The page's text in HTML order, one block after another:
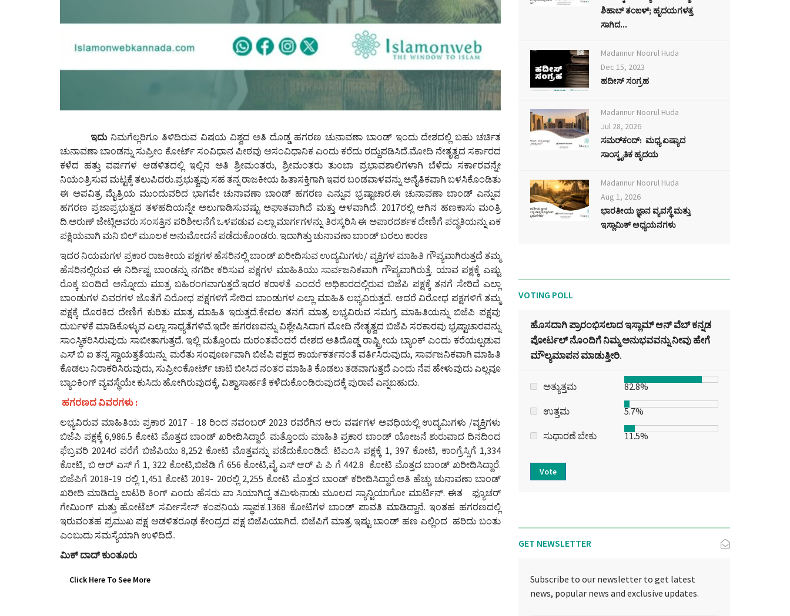
ಇದುನಿಮಗೆಲ್ಲರಿಗೂ ತಿಳಿದಿರುವ ವಿಷಯ ವಿಶ್ವದ ಅತಿ ದೊಡ್ಡ ಹಗರಣ ಚುನಾವಣಾ ಬಾಂಡ್ ಇಂದು ದೇಶದಲ್ಲಿ ಬಹು ಚರ್ಚಿತ
ಚುನಾವಣಾ ಬಾಂಡನ್ನು ಸುಪ್ರೀಂ ಕೋರ್ಟ್ ಸಂವಿಧಾನ ಪೀಠವು ಅಸಂವಿಧಾನಿಕ ಎಂದು ಕರೆದು ರದ್ದುಪಡಿಸಿದೆ.ಮೋದಿ ನೇತೃತ್ವದ ಸರ್ಕಾರದ
ಕಳೆದ ಹತ್ತು ವರ್ಷಗಳ ಆಡಳಿತದಲ್ಲಿ ಇಲ್ಲಿನ ಅತಿ ಶ್ರೀಮಂತರು, ಶ್ರೀಮಂತರು ತುಂಬಾ ಪ್ರಭಾವಶಾಲಿಗಳಾಗಿ ಬೆಳೆದು ಸರ್ಕಾರವನ್ನೇ
ನಿಯಂತ್ರಿಸುವ ಮಟ್ಟಕ್ಕೆ ತಲುಪಿದರು.ಪ್ರಭುತ್ವವು ಸಹ ತನ್ನ ರಾಜಕೀಯ ಹಿತಾಸಕ್ತಿಗಾಗಿ ಇವರ ಬಂಡವಾಳವನ್ನು ಅನೈತಿಕವಾಗಿ ಬಳಸಿಕೊಂಡಿತು
ಈ ಅಪವಿತ್ರ ಮೈತ್ರಿಯ ಮುಂದುವರಿದ ಭಾಗವೇ ಚುನಾವಣಾ ಬಾಂಡ್ ಹಗರಣ ಎನ್ನುವ ಭ್ರಷ್ಟಾಚಾರ.ಈ ಚುನಾವಣಾ ಬಾಂಡ್ ಎನ್ನುವ
ಹಗರಣ ಪ್ರಜಾಪ್ರಭುತ್ವದ ತಳಹದಿಯನ್ನೇ ಅಲುಗಾಡಿಸುವಷ್ಟು ಅಘಾತವಾಗಿದೆ ಮತ್ತು ಆಳವಾಗಿದೆ. 2017ರಲ್ಲಿ ಆಗಿನ ಹಣಕಾಸು ಮಂತ್ರಿ
ದಿ.ಅರುಣ್ ಜೇಟ್ಲಿಅವರು ಸಂಸತ್ತಿನ ಪರಿಶೀಲನೆಗೆ ಒಳಪಡುವ ಎಲ್ಲಾ ಮಾರ್ಗಗಳನ್ನು ತಿರಸ್ಕರಿಸಿ ಈ ಅಪಾರದರ್ಶಕ ದೇಣಿಗೆ ಪದ್ಧತಿಯನ್ನು ಏಕ
ಪಕ್ಷಿಯವಾಗಿ ಮನಿ ಬಿಲ್ ಮೂಲಕ ಅನುಮೋದನೆ ಪಡೆದುಕೊಂಡರು. ಇದಾಗಿತ್ತು ಚುನಾವಣಾ ಬಾಂಡ್ ಬರಲು ಕಾರಣ
ಇದರ ನಿಯಮಗಳ ಪ್ರಕಾರ ರಾಜಕೀಯ ಪಕ್ಷಗಳ ಹೆಸರಿನಲ್ಲಿ ಬಾಂಡ್ ಖರೀದಿಸುವ ಉದ್ಯಮಿಗಳು/ ವ್ಯಕ್ತಿಗಳ ಮಾಹಿತಿ ಗೌಪ್ಯವಾಗಿರುತ್ತದೆ ತಮ್ಮ
ಹೆಸರಿನಲ್ಲಿರುವ ಈ ನಿರ್ದಿಷ್ಟ ಬಾಂಡನ್ನು ನಗದೀ ಕರಿಸುವ ಪಕ್ಷಗಳ ಮಾಹಿತಿಯು ಸಾರ್ವಜನಿಕವಾಗಿ ಗೌಪ್ಯವಾಗಿರುತ್ತೆ. ಯಾವ ಪಕ್ಷಕ್ಕೆ ಎಷ್ಟು
ರೊಕ್ಕ ಬಂದಿದೆ ಅನ್ನೋದು ಮಾತ್ರ ಬಹಿರಂಗವಾಗುತ್ತದೆ.ಇದರ ಕರಾಳತೆ ಎಂದರೆ ಅಧಿಕಾರದಲ್ಲಿರುವ ಬಿಜೆಪಿ ಪಕ್ಷಕ್ಕೆ ತನಗೆ ಸೇರಿದೆ ಎಲ್ಲಾ
ಬಾಂಡುಗಳ ವಿವರಗಳ ಜೊತೆಗೆ ವಿರೋಧ ಪಕ್ಷಗಳಿಗೆ ಸೇರಿದ ಬಾಂಡುಗಳ ಎಲ್ಲಾ ಮಾಹಿತಿ ಲಭ್ಯವಿರುತ್ತದೆ. ಆದರೆ ವಿರೋಧ ಪಕ್ಷಗಳಿಗೆ ತಮ್ಮ
ಪಕ್ಷಕ್ಕೆ ದೊರಕಿದ ದೇಣಿಗೆ ಕುರಿತು ಮಾತ್ರ ಮಾಹಿತಿ ಇರುತ್ತದೆ.ಕೇವಲ ತನಗೆ ಮಾತ್ರ ಲಭ್ಯವಿರುವ ಸಮಗ್ರ ಮಾಹಿತಿಯನ್ನು ಬಿಜೆಪಿ ಪಕ್ಷವು
ದುರ್ಬಳಕೆ ಮಾಡಿಕೊಳ್ಳುವ ಎಲ್ಲಾ ಸಾಧ್ಯತೆಗಳಿವೆ.ಇದೇ ಹಗರಣವನ್ನು ವಿಶ್ಲೇಷಿಸಿದಾಗ ಮೋದಿ ನೇತೃತ್ವದ ಬಿಜೆಪಿ ಸರಕಾರವು ಭ್ರಷ್ಟಾಚಾರವನ್ನು
ಸಾಂಸ್ಥಿಕರಿಸಿರುವುದು ಸಾಬೀತಾಗುತ್ತದೆ. ಇಲ್ಲಿ ಮತ್ತೊಂದು ದುರಂತವೆಂದರೆ ದೇಶದ ಅತಿದೊಡ್ಡ ರಾಷ್ಟ್ರೀಯ ಬ್ಯಾಂಕ್ ಎಂದು ಕರೆಯಲ್ಪಡುವ
ಎಸ್ ಬಿ ಐ ತನ್ನ ಸ್ವಾಯತ್ತತೆಯನ್ನು ಮರೆತು ಸಂಪೂರ್ಣವಾಗಿ ಬಿಜೆಪಿ ಪಕ್ಷದ ಕಾರ್ಯಕರ್ತನಂತೆ ವರ್ತಿಸಿರುವುದು, ಸಾರ್ವಜನಿಕವಾಗಿ ಮಾಹಿತಿ
ಕೊಡಲು ನಿರಾಕರಿಸಿರುವುದು, ಸುಪ್ರೀಂಕೋರ್ಟ್ ಚಾಟಿ ಬೀಸಿದ ನಂತರ ಮಾಹಿತಿ ಕೊಡಲು ತಡವಾಗುತ್ತದೆ ಎಂದು ನೆಪ ಹೇಳುವುದು ಎಲ್ಲವೂ
ಬ್ಯಾಂಕಿಂಗ್ ವ್ಯವಸ್ಥೆಯೇ ಕುಸಿದು ಹೋಗಿರುವುದಕ್ಕೆ, ವಿಶ್ವಾಸಾರ್ಹತೆ ಕಳೆದುಕೊಂಡಿರುವುದಕ್ಕೆ ಪುರಾವೆ ಎನ್ನಬಹುದು.
ಹಗರಣದ ವಿವರಗಳು :
ಲಭ್ಯವಿರುವ ಮಾಹಿತಿಯ ಪ್ರಕಾರ 2017 - 18 ರಿಂದ ನವಂಬರ್ 2023 ರವರೆಗಿನ ಆರು ವರ್ಷಗಳ ಅವಧಿಯಲ್ಲಿ ಉದ್ಯಮಿಗಳು /ವ್ಯಕ್ತಿಗಳು
ಬಿಜೆಪಿ ಪಕ್ಷಕ್ಕೆ 6,986.5 ಕೋಟಿ ಮೊತ್ತದ ಬಾಂಡ್ ಖರೀದಿಸಿದ್ದಾರೆ. ಮತ್ತೊಂದು ಮಾಹಿತಿ ಪ್ರಕಾರ ಬಾಂಡ್ ಯೋಜನೆ ಶುರುವಾದ ದಿನದಿಂದ
ಫೆಬ್ರವರಿ 2024ರ ವರೆಗೆ ಬಿಜೆಪಿಯು 8,252 ಕೋಟಿ ಮೊತ್ತವನ್ನು ಪಡೆದುಕೊಂಡಿದೆ. ಟಿಎಂಸಿ ಪಕ್ಷಕ್ಕೆ 1, 397 ಕೋಟಿ, ಕಾಂಗ್ರೆಸ್ಸಿಗೆ 1,334
ಕೋಟಿ, ಬಿ ಆರ್ ಎಸ್ ಗೆ 1, 322 ಕೋಟಿ,ಬಿಜೆಡಿ ಗೆ 656 ಕೋಟಿ,ವೈ ಎಸ್ ಆರ್ ಪಿ ಪಿ ಗೆ 442.8 ಕೋಟಿ ಮೊತ್ತದ ಬಾಂಡ್ ಖರೀದಿಸಿದ್ದಾರೆ.
ಬಿಜೆಪಿಗೆ 2018-19 ರಲ್ಲಿ 1,451 ಕೋಟಿ 2019- 20ರಲ್ಲಿ 2,255 ಕೋಟಿ ಮೊತ್ತದ ಬಾಂಡ್ ಕರೀದಿಸಿದ್ದಾರೆ.ಅತಿ ಹೆಚ್ಚು ಚುನಾವಣಾ ಬಾಂಡ್
ಖರೀದಿ ಮಾಡಿದ್ದು ಲಾಟರಿ ಕಿಂಗ್ ಎಂದು ಹೆಸರು ವಾ ಸಿಯಾಗಿದ್ದ ತಮಿಳುನಾಡು ಮೂಲದ ಸ್ಯಾನ್ಟಿಯಾಗೋ ಮಾರ್ಟಿನ್. ಈತ ಫ್ಯೂಚರ್
ಗೇಮಿಂಗ್ ಮತ್ತು ಹೋಟೆಲ್ ಸರ್ವೀಸೇಸ್ ಕಂಪನಿಯ ಸ್ಥಾಪಕ.1368 ಕೋಟಿಗಳ ಬಾಂಡ್ ಪಾವತಿ ಮಾಡಿದ್ದಾನೆ. ಇಂತಹ ಹಗರಣದಲ್ಲಿ
ಇರುವಂತಹ ಪ್ರಮುಖ ಪಕ್ಷ ಆಡಳಿತರೂಢ ಕೇಂದ್ರದ ಪಕ್ಷ ಬಿಜೆಪಿಯಾಗಿದೆ. ಬಿಜೆಪಿಗೆ ಮಾತ್ರ ಇಷ್ಟು ಬಾಂಡ್ ಹಣ ಎಲ್ಲಿಂದ ಹರಿದು ಬಂತು
ಎಂಬುದು ಸಮಸ್ಯೆಯಾಗಿ ಉಳಿದಿದೆ..
ಮಿಕ್ ದಾದ್ ಕುಂತೂರು
Click Here To See More
ಶಿಹಾಬ್ ತಂಙಳ್; ಹೃದಯಗಳತ್ತ
ಸಾಗಿದ...
Madannur Noorul Huda
Dec 15, 2023
ಹದೀಸ್ ಸಂಗ್ರಹ
Madannur Noorul Huda
Jul 28, 2026
ಸಮರ್‌ಕಂದ್: ಮಧ್ಯ ಏಷ್ಯಾದ
ಸಾಂಸ್ಕೃತಿಕ ಹೃದಯ
Madannur Noorul Huda
Aug 1, 2026
ಭಾರತೀಯ ಜ್ಞಾನ ವ್ಯವಸ್ಥೆ ಮತ್ತು
ಇಸ್ಲಾಮಿಕ್ ಅಧ್ಯಯನಗಳು
VOTING POLL
ಹೊಸದಾಗಿ ಪ್ರಾರಂಭಿಸಲಾದ ಇಸ್ಲಾಮ್ ಆನ್ ವೆಬ್ ಕನ್ನಡ
ಪೋರ್ಟಲ್‌ ನೊಂದಿಗೆ ನಿಮ್ಮ ಅನುಭವವನ್ನು ನೀವು ಹೇಗೆ
ಮೌಲ್ಯಮಾಪನ ಮಾಡುತ್ತೀರಿ.
ಅತ್ಯುತ್ತಮ 82.8%
ಉತ್ತಮ 5.7%
ಸುಧಾರಣೆ ಬೇಕು 11.5%
Vote
GET NEWSLETTER
Subscribe to our newsletter to get latest
news, popular news and exclusive updates.